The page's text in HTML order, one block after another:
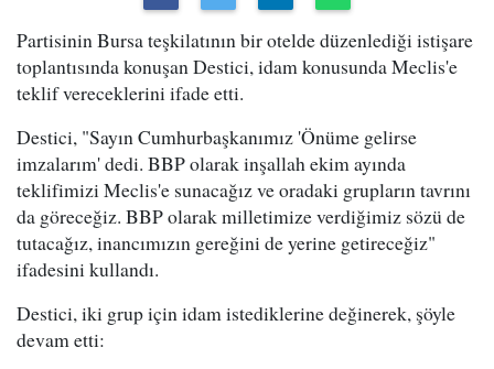
Partisinin Bursa teşkilatının bir otelde düzenlediği istişare
toplantısında konuşan Destici, idam konusunda Meclis'e
teklif vereceklerini ifade etti.
Destici, "Sayın Cumhurbaşkanımız 'Önüme gelirse
imzalarım' dedi. BBP olarak inşallah ekim ayında
teklifimizi Meclis'e sunacağız ve oradaki grupların tavrını
da göreceğiz. BBP olarak milletimize verdiğimiz sözü de
tutacağız, inancımızın gereğini de yerine getireceğiz"
ifadesini kullandı.
Destici, iki grup için idam istediklerine değinerek, şöyle
devam etti: